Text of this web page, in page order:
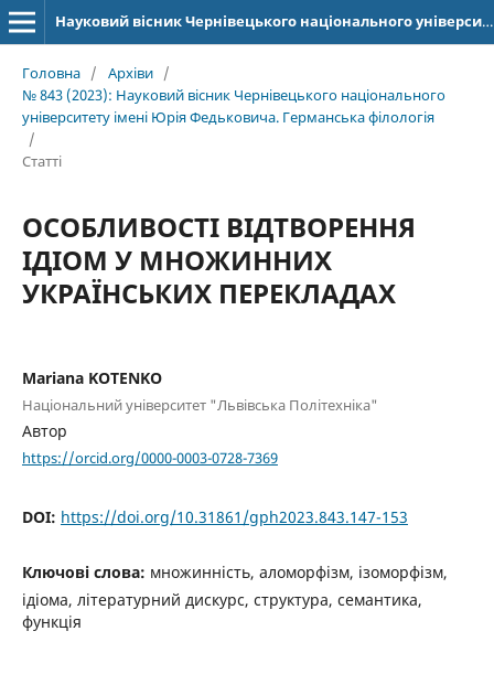
Науковий вісник Чернівецького національного університету імені Юрія Федьковича. Серія: Германська філологія
Головна / Архіви /
№ 843 (2023): Науковий вісник Чернівецького національного
університету імені Юрія Федьковича. Германська філологія
/
Статті
ОСОБЛИВОСТІ ВІДТВОРЕННЯ
ІДІОМ У МНОЖИННИХ
УКРАЇНСЬКИХ ПЕРЕКЛАДАХ
Mariana KOTENKO
Національний університет "Львівська Політехніка"
Автор
https://orcid.org/0000-0003-0728-7369
DOI: https://doi.org/10.31861/gph2023.843.147-153
Ключові слова: множинність, аломорфізм, ізоморфізм,
ідіома, літературний дискурс, структура, семантика,
функція